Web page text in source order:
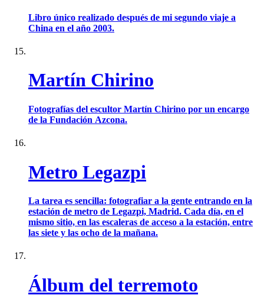
Libro único realizado después de mi segundo viaje a
China en el año 2003.
Martín Chirino
Fotografías del escultor Martín Chirino por un encargo
de la Fundación Azcona.
Metro Legazpi
La tarea es sencilla: fotografiar a la gente entrando en la
estación de metro de Legazpi, Madrid. Cada día, en el
mismo sitio, en las escaleras de acceso a la estación, entre
las siete y las ocho de la mañana.
Álbum del terremoto